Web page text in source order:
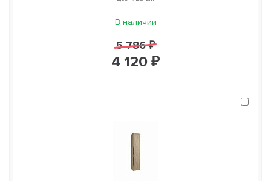
В наличии
5 786 ₽
4 120 ₽